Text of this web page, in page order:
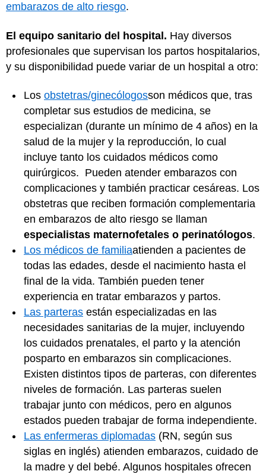
embarazos de alto riesgo.
El equipo sanitario del hospital. Hay diversos
profesionales que supervisan los partos hospitalarios,
y su disponibilidad puede variar de un hospital a otro:
Los obstetras/ginecólogosson médicos que, tras
completar sus estudios de medicina, se
especializan (durante un mínimo de 4 años) en la
salud de la mujer y la reproducción, lo cual
incluye tanto los cuidados médicos como
quirúrgicos. Pueden atender embarazos con
complicaciones y también practicar cesáreas. Los
obstetras que reciben formación complementaria
en embarazos de alto riesgo se llaman
especialistas maternofetales o perinatólogos.
Los médicos de familiaatienden a pacientes de
todas las edades, desde el nacimiento hasta el
final de la vida. También pueden tener
experiencia en tratar embarazos y partos.
Las parteras están especializadas en las
necesidades sanitarias de la mujer, incluyendo
los cuidados prenatales, el parto y la atención
posparto en embarazos sin complicaciones.
Existen distintos tipos de parteras, con diferentes
niveles de formación. Las parteras suelen
trabajar junto con médicos, pero en algunos
estados pueden trabajar de forma independiente.
Las enfermeras diplomadas (RN, según sus
siglas en inglés) atienden embarazos, cuidado de
la madre y del bebé. Algunos hospitales ofrecen